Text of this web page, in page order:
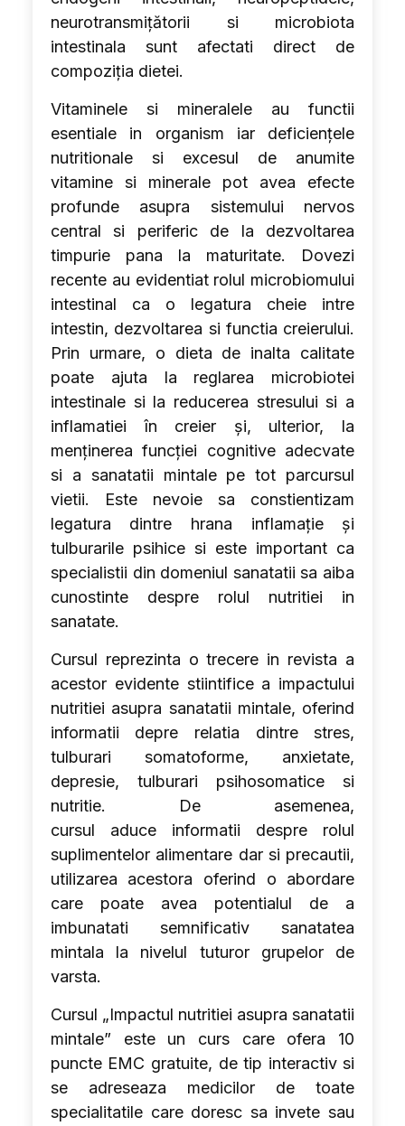
neurotransmițătorii si microbiota
intestinala sunt afectati direct de
compoziția dietei.
Vitaminele si mineralele au functii
esentiale in organism iar deficiențele
nutritionale si excesul de anumite
vitamine si minerale pot avea efecte
profunde asupra sistemului nervos
central si periferic de la dezvoltarea
timpurie pana la maturitate. Dovezi
recente au evidentiat rolul microbiomului
intestinal ca o legatura cheie intre
intestin, dezvoltarea si functia creierului.
Prin urmare, o dieta de inalta calitate
poate ajuta la reglarea microbiotei
intestinale si la reducerea stresului si a
inflamatiei în creier și, ulterior, la
menținerea funcției cognitive adecvate
si a sanatatii mintale pe tot parcursul
vietii. Este nevoie sa constientizam
legatura dintre hrana inflamație și
tulburarile psihice si este important ca
specialistii din domeniul sanatatii sa aiba
cunostinte despre rolul nutritiei in
sanatate.
Cursul reprezinta o trecere in revista a
acestor evidente stiintifice a impactului
nutritiei asupra sanatatii mintale, oferind
informatii depre relatia dintre stres,
tulburari somatoforme, anxietate,
depresie, tulburari psihosomatice si
nutritie. De asemenea,
cursul aduce informatii despre rolul
suplimentelor alimentare dar si precautii,
utilizarea acestora oferind o abordare
care poate avea potentialul de a
imbunatati semnificativ sanatatea
mintala la nivelul tuturor grupelor de
varsta.
Cursul „Impactul nutritiei asupra sanatatii
mintale” este un curs care ofera 10
puncte EMC gratuite, de tip interactiv si
se adreseaza medicilor de toate
specialitatile care doresc sa invete sau